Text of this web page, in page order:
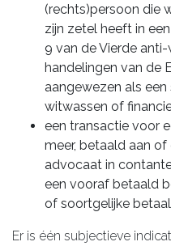
(rechts)persoon die
zijn zetel heeft in
9 van de Vierde
handelingen van de
aangewezen als
witwassen of
een transactie voor
meer, betaald aan
advocaat in
een vooraf betaald
of soortgelijke
Er is één subjectieve